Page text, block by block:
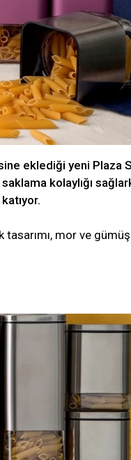
eklediği yeni Plaza
kolaylığı
tasarımı, mor ve gümüş